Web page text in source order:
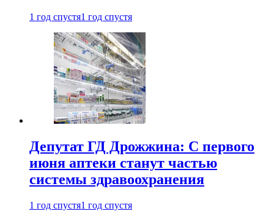
1 год спустя1 год спустя
Депутат ГД Дрожжина: С первого
июня аптеки станут частью
системы здравоохранения
1 год спустя1 год спустя